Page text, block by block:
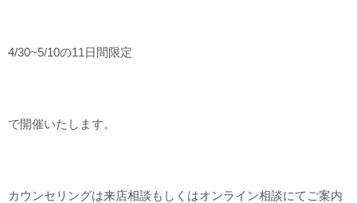
4/30~5/10の11日間限定
で開催いたします。
カウンセリングは来店相談もしくはオンライン相談にてご案内